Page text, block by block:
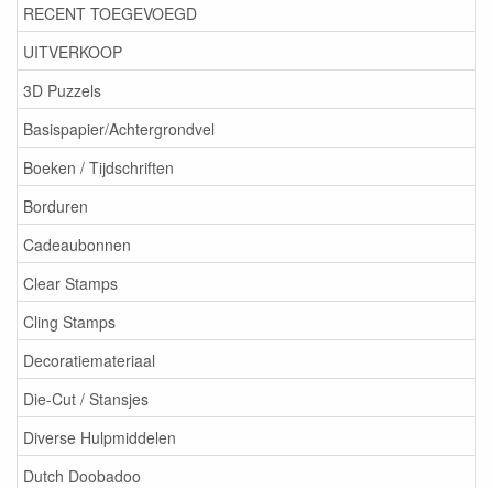
RECENT TOEGEVOEGD
UITVERKOOP
3D Puzzels
Basispapier/Achtergrondvel
Boeken / Tijdschriften
Borduren
Cadeaubonnen
Clear Stamps
Cling Stamps
Decoratiemateriaal
Die-Cut / Stansjes
Diverse Hulpmiddelen
Dutch Doobadoo